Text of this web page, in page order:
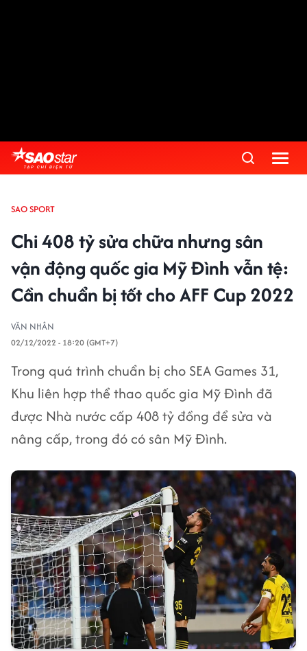
SAO SPORT
Chi 408 tỷ sửa chữa nhưng sân
vận động quốc gia Mỹ Đình vẫn tệ:
Cần chuẩn bị tốt cho AFF Cup 2022
VĂN NHÂN
02/12/2022 - 18:20 (GMT+7)
Trong quá trình chuẩn bị cho SEA Games 31,
Khu liên hợp thể thao quốc gia Mỹ Đình đã
được Nhà nước cấp 408 tỷ đồng để sửa và
nâng cấp, trong đó có sân Mỹ Đình.